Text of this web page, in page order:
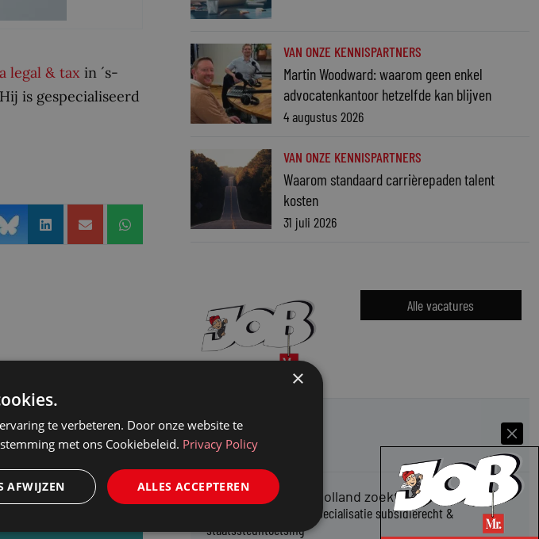
legal & tax in ´s-
is gespecialiseerd
het nieuws
Meld u
VAN ONZE KENNISPARTNERS
Martin Woodward: waarom geen enkel
advocatenkantoor hetzelfde kan blijven
4 augustus 2026
VAN ONZE KENNISPARTNERS
Waarom standaard carrièrepaden talent
kosten
31 juli 2026
Alle vacatures
Kifid zoekt een
Jurist- secretaris
Provincie Noord-Holland zoekt een
Jurist bestuursrecht specialisatie subsidierecht &
staatssteuntoetsing
×
te verbeteren. Door onze website te
met ons Cookiebeleid. Privacy Policy
ALLES ACCEPTEREN
AFWIJZEN